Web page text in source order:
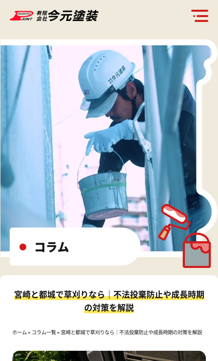
コラム
宮崎と都城で草刈りなら｜不法投棄防止や成長時期
の対策を解説
ホーム» コラム一覧» 宮崎と都城で草刈りなら｜不法投棄防止や成長時期の対策を解説